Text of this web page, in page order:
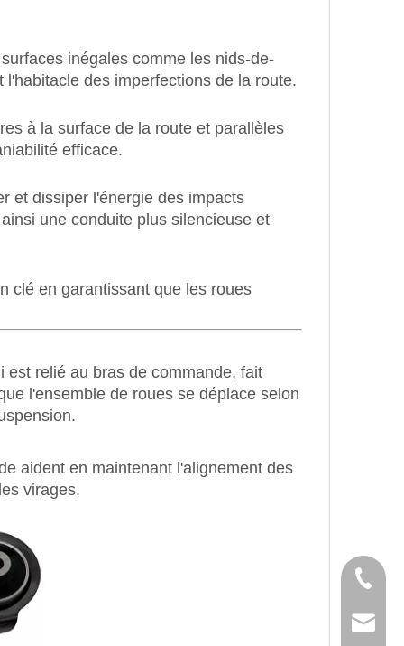
inégales comme les nids-de-
des imperfections de la route.
à la surface de la route et parallèles
efficace.
et dissiper l'énergie des impacts
une conduite plus silencieuse et
clé en garantissant que les roues
est relié au bras de commande, fait
l'ensemble de roues se déplace selon
aident en maintenant l'alignement des
virages.
Tél
E-mail